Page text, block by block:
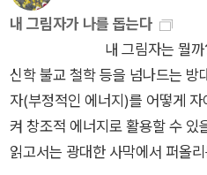
를 형성하여 그 사회의 문화적 틀
은 개인으로서는 자신의 그림자
성하는 과정이며 사회적으로는
인간은 문화인이자 필연적으로
하며 그림자는 점점 커져나간다.
인 그림자를 혐오하고 대면하기
수록 커져간다. 그림자가 커지면
내 그림자가 나를 돕는다
내 그림자는 뭘까? 융
신학 불교 철학 등을 넘나드는 방
자(부정적인 에너지)를 어떻게
켜 창조적 에너지로 활용할 수 있
읽고서는 광대한 사막에서 퍼올